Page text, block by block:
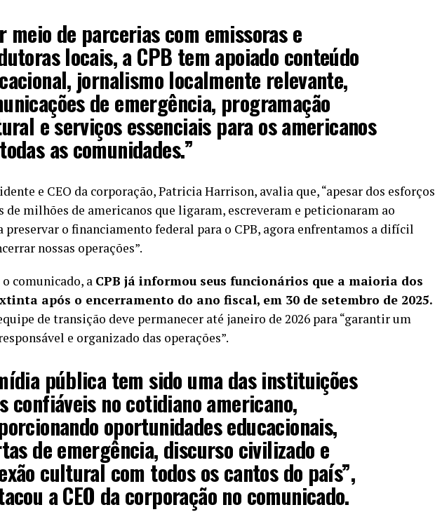
meio de parcerias com emissoras e
locais, a CPB tem apoiado conteúdo
jornalismo localmente relevante,
de emergência, programação
e serviços essenciais para os americanos
as comunidades.”
e CEO da corporação, Patricia Harrison, avalia que, “apesar dos esforços
milhões de americanos que ligaram, escreveram e peticionaram ao
preservar o financiamento federal para o CPB, agora enfrentamos a difícil
nossas operações”.
comunicado, a CPB já informou seus funcionários que a maioria dos
após o encerramento do ano fiscal, em 30 de setembro de 2025.
de transição deve permanecer até janeiro de 2026 para “garantir um
e organizado das operações”.
pública tem sido uma das instituições
confiáveis no cotidiano americano,
oportunidades educacionais,
de emergência, discurso civilizado e
cultural com todos os cantos do país”,
a CEO da corporação no comunicado.